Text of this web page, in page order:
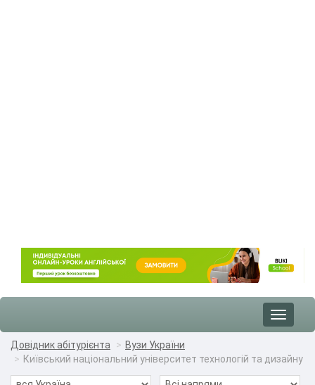
Toggle
Довідник абітурієнта
Вузи України
Київський національний університет технологій та дизайну